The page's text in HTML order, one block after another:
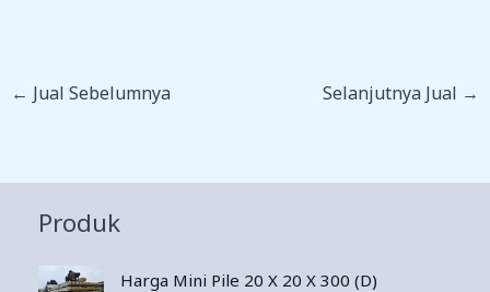
← Jual Sebelumnya Selanjutnya Jual →
Produk
Harga Mini Pile 20 X 20 X 300 (D)